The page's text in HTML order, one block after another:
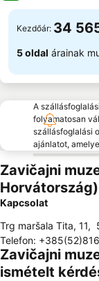
Kezdőár: 34
5 oldal árainak
A
folyamatosan
szállásfoglalási
ajánlatot,
Zavičajni
Horvátország)
Kapcsolat
Trg maršala Tita, 11,
Telefon:
Zavičajni
ismételt